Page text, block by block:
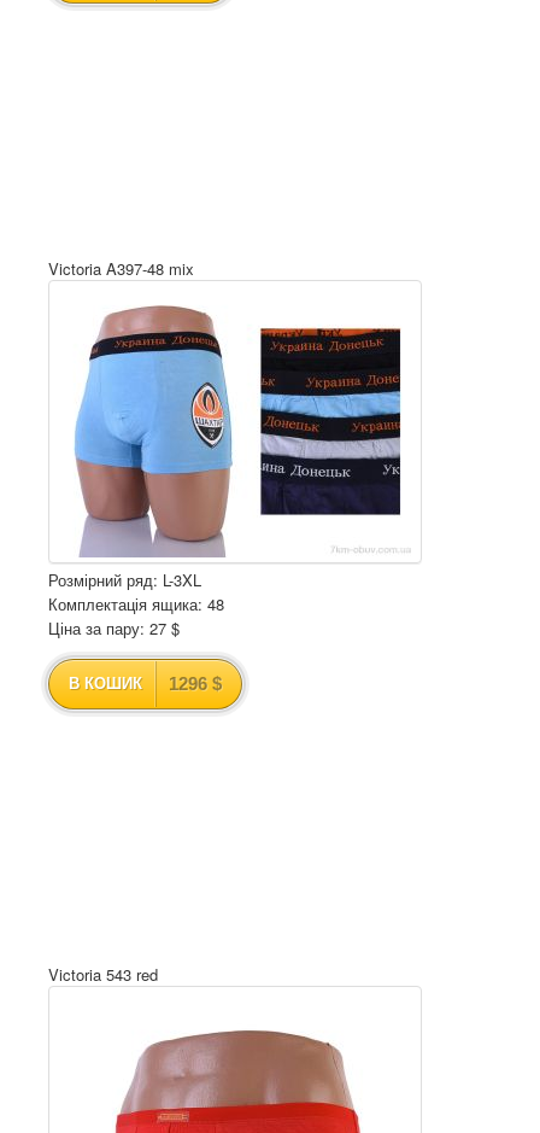
Victoria A397-48 mix
Розмірний ряд: L-3XL
Комплектація ящика: 48
Ціна за пару: 27 $
В КОШИК 1296 $
Victoria 543 red